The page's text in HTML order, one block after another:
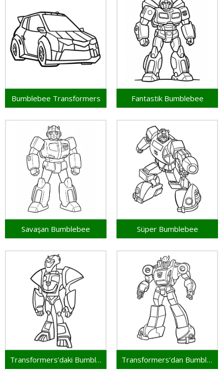
Bumblebee Transformers Fantastik Bumblebee
Savaşan Bumblebee Süper Bumblebee
Transformers’daki Bumblebee Transformers’dan Bumblebee